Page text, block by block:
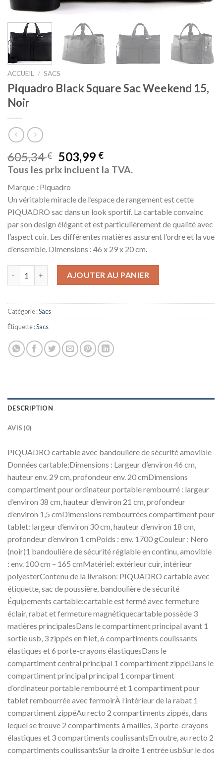
ACCUEIL / SACS
Piquadro Black Square Sac Weekend 15,
Noir
605,34€ 503,99 €
Tous les prix incluent la TVA.
Marque : Piquadro
Un véritable miracle de l’espace de rangement est cette
PIQUADRO sac dans un look sportif. La cartable convainc
par son design élégant et est particulièrement de qualité avec
l’aspect cuir. Les différentes matières assurent l’ordre et la vue
d’ensemble. Dimensions : 46 x 29 x 20 cm.
quantité de Piquadro Black Square Sac Weekend 15, Noir
AJOUTER AU PANIER
Catégorie :Sacs
Étiquette :Sacs
DESCRIPTION
AVIS (0)
PIQUADRO cartable avec bandoulière de sécurité amovible
Données cartable:Dimensions : Largeur d’environ 46 cm,
hauteur env. 29 cm, profondeur env. 20 cmDimensions
compartiment pour ordinateur portable rembourré : largeur
d’environ 38 cm, hauteur d’environ 21 cm, profondeur
d’environ 1,5 cmDimensions rembourrées compartiment pour
tablet: largeur d’environ 30 cm, hauteur d’environ 18 cm,
profondeur d’environ 1 cmPoids : env. 1700 gCouleur : Nero
(noir)1 bandoulière de sécurité réglable en continu, amovible
: env. 100 cm – 165 cmMatériel: extérieur cuir, intérieur
polyesterContenu de la livraison: PIQUADRO cartable avec
étiquette, sac de poussière, bandoulière de sécurité
Équipements cartable:cartable est fermé avec fermeture
éclair, rabat et fermeture magnétiquecartable possède 3
matières principalesDans le compartiment principal avant 1
sortie usb, 3 zippés en filet, 6 compartiments coulissants
élastiques et 6 porte-crayons élastiquesDans le
compartiment central principal 1 compartiment zippéDans le
compartiment principal principal 1 compartiment
d’ordinateur portable rembourré et 1 compartiment pour
tablet rembourrée avec fermoirÀ l’intérieur de la rabat 1
compartiment zippéAu recto 2 compartiments zippés, dans
lequel se trouve 2 compartiments à mailles, 3 porte-crayons
élastiques et 3 compartiments coulissantsEn outre, au recto 2
compartiments coulissantsSur la droite 1 entrée usbSur le dos